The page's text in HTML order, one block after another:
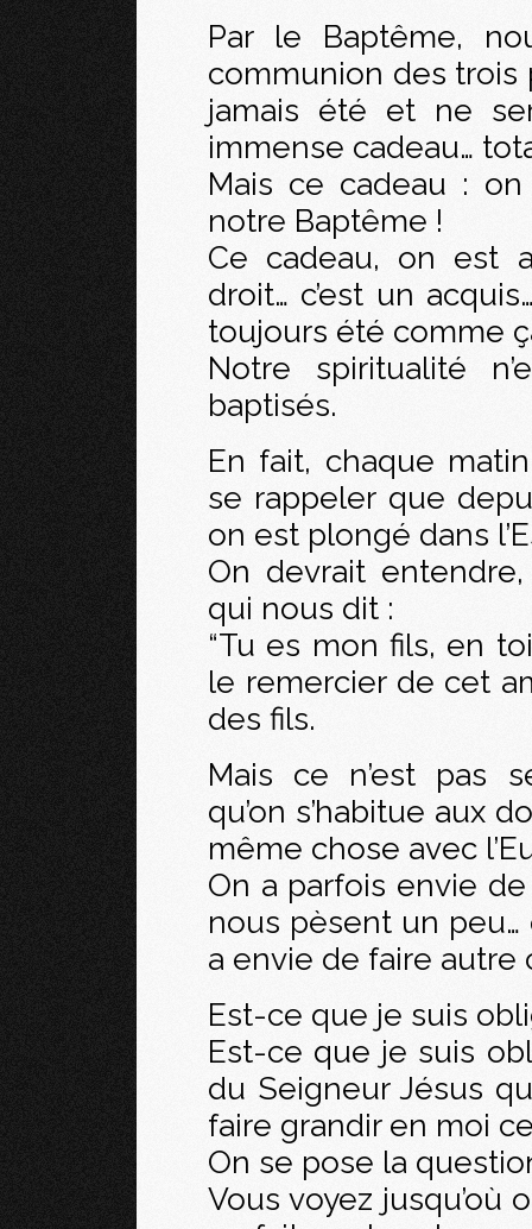
Par le Baptême,
communion des trois
jamais été et ne
immense cadeau…
Mais ce cadeau :
notre Baptême !
Ce cadeau, on est
droit… c’est un
toujours été comme
Notre spiritualité
baptisés.
En fait, chaque
se rappeler que
on est plongé dans
On devrait
qui nous dit :
“Tu es mon fils, en
le remercier de cet
des fils.
Mais ce n’est pas
qu’on s’habitue aux
même chose avec
On a parfois envie
nous pèsent un peu…
a envie de faire autre
Est-ce que je suis
Est-ce que je suis
du Seigneur Jésus
faire grandir en moi
On se pose la
Vous voyez